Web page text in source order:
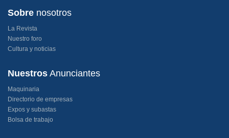
Sobre nosotros
La Revista
Nuestro foro
Cultura y noticias
Nuestros Anunciantes
Maquinaria
Directorio de empresas
Expos y subastas
Bolsa de trabajo